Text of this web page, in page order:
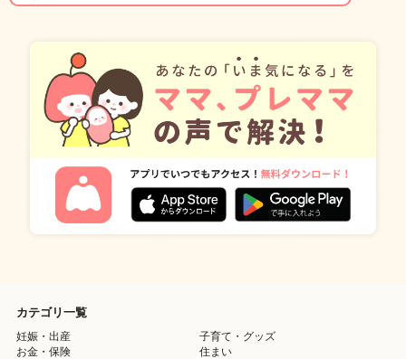
カテゴリ一覧
妊娠・出産
子育て・グッズ
お金・保険
住まい